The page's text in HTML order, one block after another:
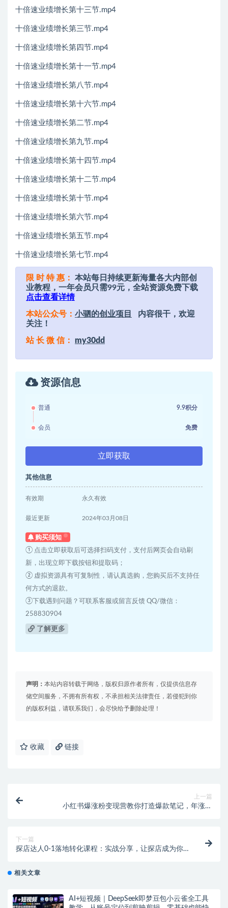
十倍速业绩增长第十三节.mp4
十倍速业绩增长第三节.mp4
十倍速业绩增长第四节.mp4
十倍速业绩增长第十一节.mp4
十倍速业绩增长第八节.mp4
十倍速业绩增长第十六节.mp4
十倍速业绩增长第二节.mp4
十倍速业绩增长第九节.mp4
十倍速业绩增长第十四节.mp4
十倍速业绩增长第十二节.mp4
十倍速业绩增长第十节.mp4
十倍速业绩增长第六节.mp4
十倍速业绩增长第五节.mp4
十倍速业绩增长第七节.mp4
限 时 特 惠：
本站每日持续更新海量各大内部创
业教程，一年会员只需99元，全站资源免费下载
点击查看详情
本站公众号： 小驷的创业项目
内容很干，欢迎
关注！
站 长 微 信： my30dd
资源信息
普通 9.9积分
会员 免费
立即获取
其他信息
有效期 永久有效
最近更新 2024年03月08日
购买须知
① 点击立即获取后可选择扫码支付，支付后网页会自动刷
新，出现立即下载按钮和提取码；
② 虚拟资源具有可复制性，请认真选购，您购买后不支持任
何方式的退款。
③下载遇到问题？可联系客服或留言反馈 QQ/微信：
258830904
了解更多
声明： 本站内容转载于网络，版权归原作者所有，仅提供信息存
储空间服务，不拥有所有权，不承担相关法律责任，若侵犯到你
的版权利益，请联系我们，会尽快给予删除处理！
收藏 链接
上一篇
小红书爆涨粉变现营教你打造爆款笔记，年涨粉
下一篇
探店达人0-1落地转化课程：实战分享，让探店成为你
相关文章
AI+短视频｜DeepSeek即梦豆包小云雀全工具